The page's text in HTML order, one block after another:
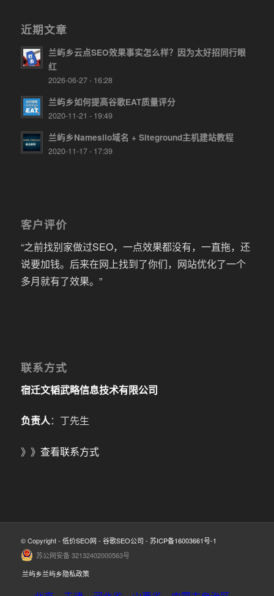
近期文章
兰屿乡云点SEO效果事实怎么样？因为太好招同行眼
红
2026-06-27 - 16:28
兰屿乡如何提高谷歌EAT质量评分
2020-11-21 - 19:49
兰屿乡Namesilo域名 + Siteground主机建站教程
2020-11-17 - 17:39
客户评价
“之前找别家做过SEO，一点效果都没有，一直拖，还
说要加钱。后来在网上找到了你们，网站优化了一个
多月就有了效果。”
联系方式
宿迁文韬武略信息技术有限公司
负责人：丁先生
》》 查看联系方式
© Copyright - 低价SEO网 - 谷歌SEO公司 - 苏ICP备16003661号-1
苏公网安备 32132402000563号
兰屿乡兰屿乡隐私政策